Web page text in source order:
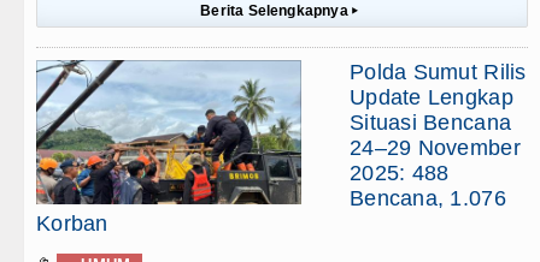
Berita Selengkapnya ▸
Polda Sumut Rilis
Update Lengkap
Situasi Bencana
24–29 November
2025: 488
Bencana, 1.076
Korban